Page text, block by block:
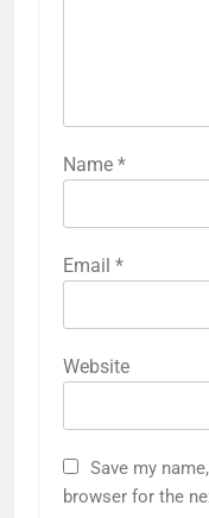
Name *
Email *
Website
Save my
browser for the